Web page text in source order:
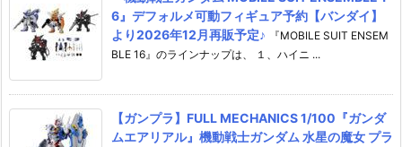
6』デフォルメ可動フィギュア予約【バンダイ】
より2026年12月再販予定♪
『MOBILE SUIT ENSEM
BLE 16』のラインナップは、 １、ハイニ ...
【ガンプラ】FULL MECHANICS 1/100『ガンダ
ムエアリアル』機動戦士ガンダム 水星の魔女 プラ